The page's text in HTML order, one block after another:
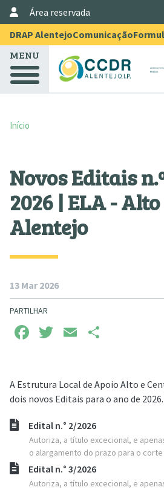
Passar para o conteúdo principal
Menu Topo
DRAP AlentejoComunicação
User Account Menu
Área reservada
MENU
Início
Novos Editais
2026 | ELA -
Alentejo
13 Mar 2026
PARTILHAR
Facebook
TwitterEmail
A Estrutura Local de Apoio Alto e
dois novos Editais para o ano de 2026.
Edital n.° 2/2026
Autoriza, a título excecional, e
o alargamento do prazo para o
Edital n.° 3/2026
Autoriza, a título excecional, e